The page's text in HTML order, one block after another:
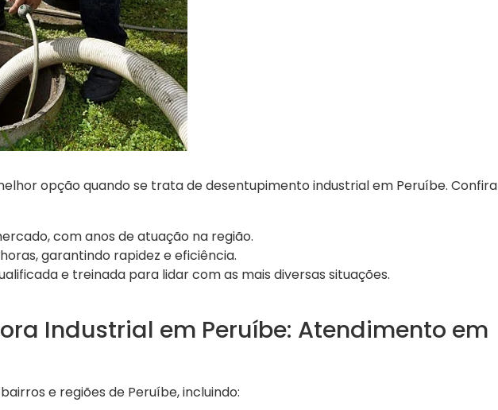
opção quando se trata de desentupimento industrial em Peruíbe. Confira
com anos de atuação na região.
garantindo rapidez e eficiência.
e treinada para lidar com as mais diversas situações.
Industrial em Peruíbe: Atendimento em
e regiões de Peruíbe, incluindo: